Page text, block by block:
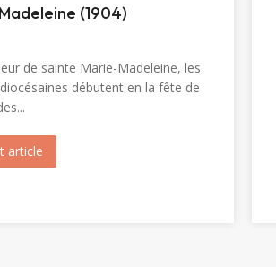
(1904)
de sainte Marie-Madeleine, les
débutent en la fête de
article